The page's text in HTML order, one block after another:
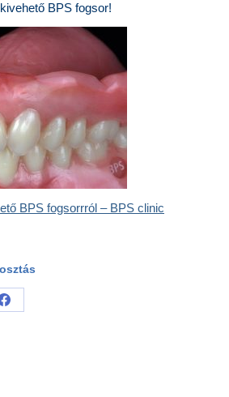
BPS fogsor!
BPS fogsorrról – BPS clinic
Share